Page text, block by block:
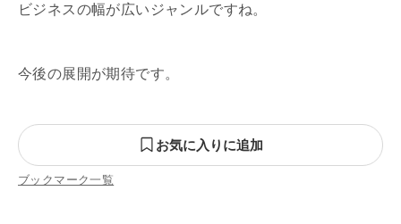
ビジネスの幅が広いジャンルですね。
今後の展開が期待です。
お気に入りに追加
ブックマーク一覧